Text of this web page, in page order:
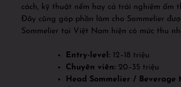
cách, kỹ thuật nếm hay cả trải nghiệm ẩm
Đây cũng góp phần làm cho Sommelier
Sommelier tại Việt Nam hiện có mức thu
Entry-level: 12–18 triệu
Chuyên viên: 20–35 triệu
Head Sommelier / Beverage